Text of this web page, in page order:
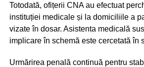
Totodată, ofițerii CNA au efectuat
instituției medicale și la domiciliile a
vizate în dosar. Asistenta medicală
implicare în schemă este cercetată în
Urmărirea penală continuă pentru